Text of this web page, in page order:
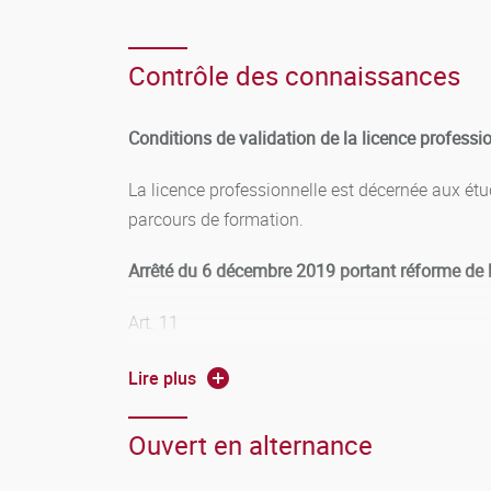
Contrôle des connaissances
Conditions de validation de la licence
La licence professionnelle est décernée aux
parcours de formation.
Arrêté du 6 décembre 2019 portant réforme
Art. 11
Les parcours de formation sont structurés en
leur projet personnel et professionnel.
Lire plus
Ouvert en alternance